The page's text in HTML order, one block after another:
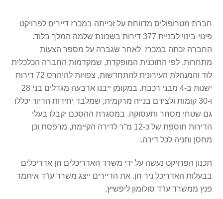
חברת מטרופוליס מדווחת על זכייתה במכרז דיירים לפרויקט
פינוי-בינוי לבניית 377 דירות בשכונת שלמה המלך בלוד.
החברה זכתה במכרז לאחר שגברה על מספר הצעות
מתחרות. לפי התוכנית המופקדת, שמקדמות החברה הכלכלית
לוד והמנהלת העירונית להתחדשות, צפויות להיהרס 72 דירות
ישנות ב-4 מבני רכבת. במקומן ייבנו ארבעה מגדלים בני 28
ו-30 קומות ולצידם בנייה מרקמית, שמלבד יחידות הדיור יכללו
גם שטחי מסחר ותעסוקה. במסגרת ההסכם יקבלו בעלי
הדירות תוספת של כ-12 מ”ר לדירה הקיימת, מרפסת וכן
מחסן וחניה לכל דירה.
תכנון הפרויקט נעשה על ידי משרד האדריכלים חן אדריכלים
בבעלות האדריכל ניר חן. את הדיירים ייצג משרד עו”ד איתמר
פנץ ממשרד עו”ד סולומון ליפשיץ.